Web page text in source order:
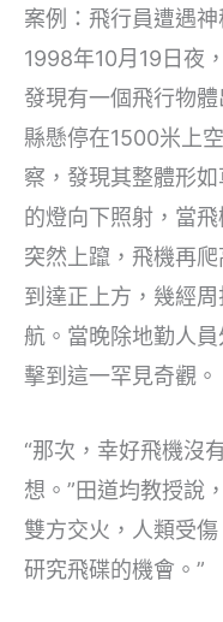
案例：飛行員遭遇神
1998年10月19日夜
發現有一個飛行物
縣懸停在1500米上
察，發現其整體形
的燈向下照射，當
突然上躥，飛機再
到達正上方，幾經
航。當晚除地勤人
擊到這一罕見奇觀。
“那次，幸好飛機沒
想。”田道均教授說
雙方交火，人類受
研究飛碟的機會。”